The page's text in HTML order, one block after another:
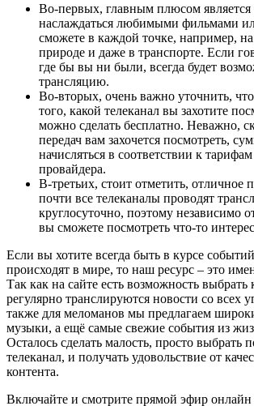
Во-первых, главным плюсом является
наслаждаться любимыми фильмами
сможете в каждой точке, например,
природе и даже в транспорте. Если
где бы вы ни были, всегда будет
трансляцию.
Во-вторых, очень важно уточнить,
того, какой телеканал вы захотите
можно сделать бесплатно. Неважно,
передач вам захочется посмотреть,
начисляться в соответствии к
провайдера.
В-третьих, стоит отметить, отличное
почти все телеканалы проводят
круглосуточно, поэтому независимо
вы сможете посмотреть что-то
Если вы хотите всегда быть в курсе
происходят в мире, то наш ресурс – это
Так как на сайте есть возможность выбрать
регулярно транслируются новости со всех
также для меломанов мы предлагаем
музыки, а ещё самые свежие события из
Осталось сделать малость, просто выбрать
телеканал, и получать удовольствие от
контента.
Включайте и смотрите прямой эфир